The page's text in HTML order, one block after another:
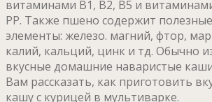
витаминами В1, В2, В5 и
РР. Также пшено содержит
элементы: железо. магний, фтор,
калий, кальций, цинк и тд. Обычно
вкусные домашние наваристые
Вам рассказать, как приготовить
кашу с курицей в мультиварке.